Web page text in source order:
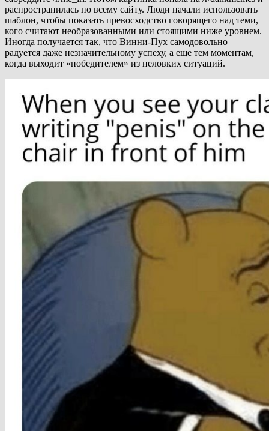
распространилась по всему сайту. Люди начали использовать
шаблон, чтобы показать превосходство говорящего над теми,
кого считают необразованными или стоящими ниже уровнем.
Иногда получается так, что Винни-Пух самодовольно
радуется даже незначительному успеху, а еще тем моментам,
когда выходит «победителем» из неловких ситуаций.